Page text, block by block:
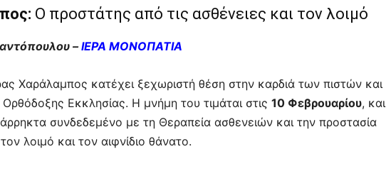
Ο προστάτης από τις ασθένειες και τον λοιμό
–ΙΕΡΑ ΜΟΝΟΠΑΤΙΑ
Χαράλαμπος κατέχει ξεχωριστή θέση στην καρδιά των πιστών και
Εκκλησίας. Η μνήμη του τιμάται στις 10 Φεβρουαρίου, και
συνδεδεμένο με τη Θεραπεία ασθενειών και την προστασία
λοιμό και τον αιφνίδιο θάνατο.